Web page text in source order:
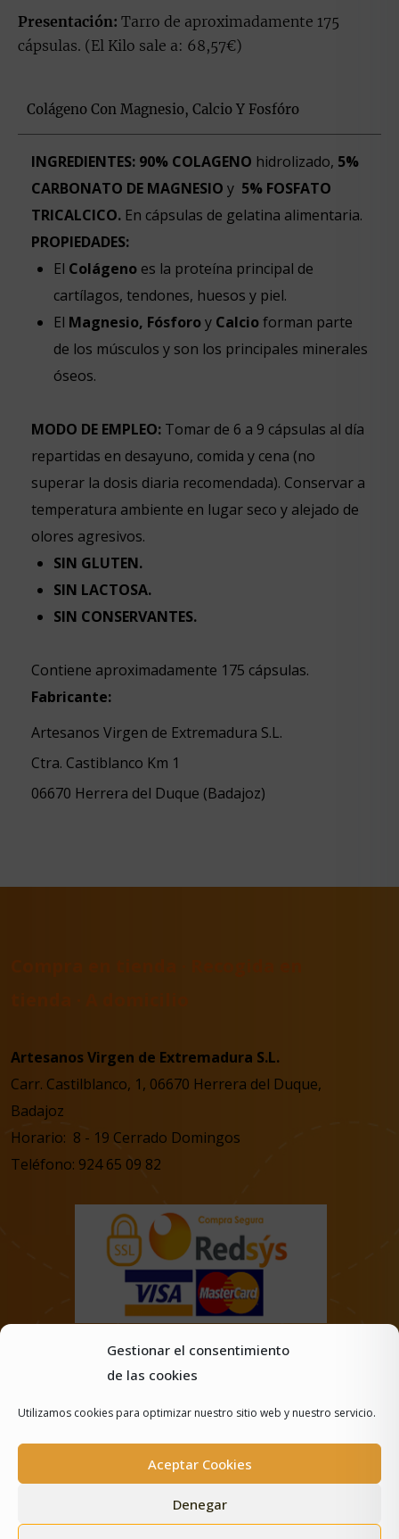
Gestionar el consentimiento
de las cookies
Utilizamos cookies para optimizar nuestro sitio web y nuestro servicio.
Aceptar Cookies
Denegar
Presentación: Tarro de aproximadamente 175
cápsulas. (El Kilo sale a: 68,57€)
Colágeno Con Magnesio, Calcio Y Fosfóro
INGREDIENTES: 90% COLAGENO hidrolizado, 5%
CARBONATO DE MAGNESIO y 5% FOSFATO
TRICALCICO. En cápsulas de gelatina alimentaria.
PROPIEDADES:
El Colágeno es la proteína principal de
cartílagos, tendones, huesos y piel.
El Magnesio, Fósforoy Calcioforman parte
de los músculos y son los principales minerales
óseos.
MODO DE EMPLEO: Tomar de 6 a 9 cápsulas al día
repartidas en desayuno, comida y cena (no
superar la dosis diaria recomendada). Conservar a
temperatura ambiente en lugar seco y alejado de
olores agresivos.
SIN GLUTEN.
SIN LACTOSA.
SIN CONSERVANTES.
Contiene aproximadamente 175 cápsulas.
Fabricante:
Artesanos Virgen de Extremadura S.L.
Ctra. Castiblanco Km 1
06670 Herrera del Duque (Badajoz)
Artesanos Virgen de Extremadura S.L.
Carr. Castilblanco, 1, 06670 Herrera del Duque,
Badajoz
Horario: 8 - 19 Cerrado Domingos
Teléfono: 924 65 09 82